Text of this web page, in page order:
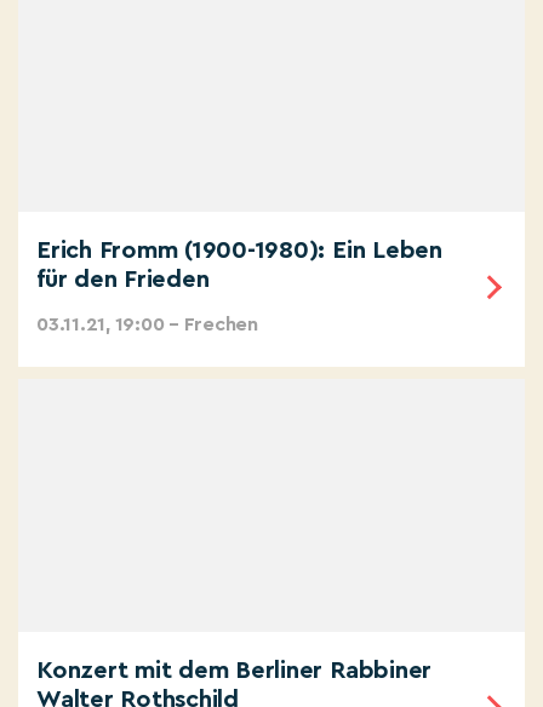
Erich Fromm (1900-1980): Ein Leben
für den Frieden
03.11.21, 19:00 – Frechen
Konzert mit dem Berliner Rabbiner
Walter Rothschild